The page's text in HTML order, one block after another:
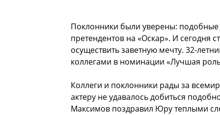
Поклонники были уверены:
претендентов на «Оскар». И сегодня
осуществить заветную мечту. 32-
коллегами в номинации «Лучшая
Коллеги и поклонники рады за
актеру не удавалось добиться
Максимов поздравил Юру теплыми